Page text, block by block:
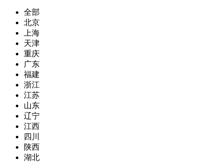
全部
北京
上海
天津
重庆
广东
福建
浙江
江苏
山东
辽宁
江西
四川
陕西
湖北